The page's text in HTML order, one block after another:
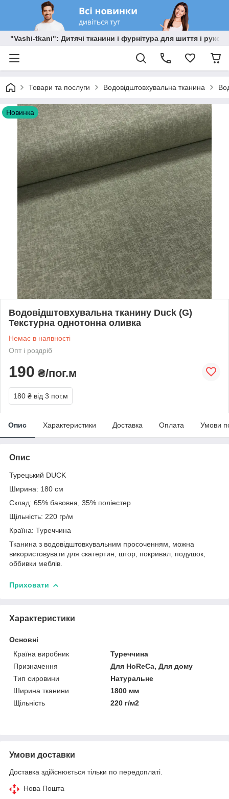
"Vashi-tkani": Дитячі тканини і фурнітура для шиття і
Товари та послуги Водовідштовхувальна тканина
Новинка
Водовідштовхувальна тканину Duck (G)
Текстурна однотонна оливка
Немає в наявності
Опт і роздріб
190 ₴/пог.м
180 ₴ від 3 пог.м
Опис Характеристики Доставка Оплата Умови
Опис
Турецький DUCK
Ширина: 180 см
Склад: 65% бавовна, 35% поліестер
Щільність: 220 гр/м
Країна: Туреччина
Тканина з водовідштовхувальним просоченням, можна
використовувати для скатертин, штор, покривал, подушок,
оббивки меблів.
Приховати
Характеристики
Основні
Країна виробник
Туреччина
Призначення
Для HoReCa, Для дому
Тип сировини
Натуральне
Ширина тканини
1800 мм
Щільність
220 г/м2
Умови доставки
Доставка здійснюється тільки по передоплаті.
Нова Пошта